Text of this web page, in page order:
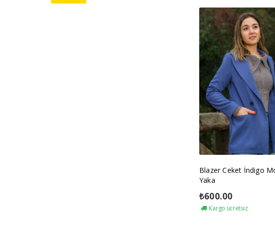
Blazer Ceket İndigo
Yaka
₺600.00
Kargo ücretsiz